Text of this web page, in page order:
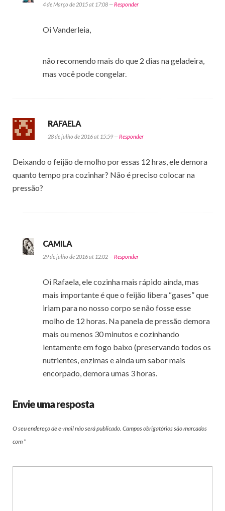
4 de Março de 2015 at 17:08 —Responder
Oi Vanderleia,
não recomendo mais do que 2 dias na geladeira,
mas você pode congelar.
RAFAELA
28 de julho de 2016 at 15:59 —Responder
Deixando o feijão de molho por essas 12 hras, ele demora
quanto tempo pra cozinhar? Não é preciso colocar na
pressão?
CAMILA
29 de julho de 2016 at 12:02 —Responder
Oi Rafaela, ele cozinha mais rápido ainda, mas
mais importante é que o feijão libera “gases” que
iriam para no nosso corpo se não fosse esse
molho de 12 horas. Na panela de pressão demora
mais ou menos 30 minutos e cozinhando
lentamente em fogo baixo (preservando todos os
nutrientes, enzimas e ainda um sabor mais
encorpado, demora umas 3 horas.
Envie uma resposta
O seu endereço de e-mail não será publicado. Campos obrigatórios são marcados
com *